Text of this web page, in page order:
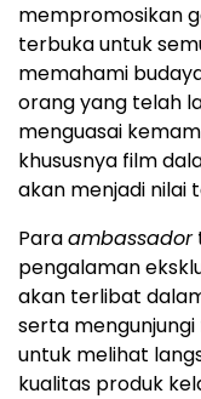
mempromosikan
terbuka untuk
memahami
orang yang telah
menguasai
khususnya film
akan menjadi nilai
Paraambassador
pengalaman
akan terlibat
serta mengunjungi
untuk melihat
kualitas produk